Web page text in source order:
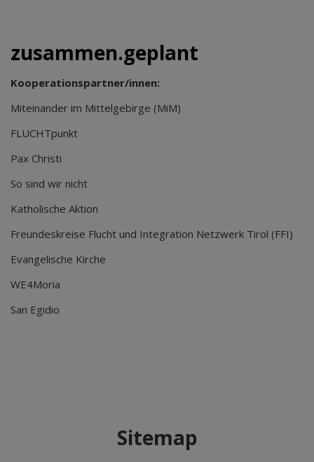
zusammen.geplant
Kooperationspartner/innen:
Miteinander im Mittelgebirge (MiM)
FLUCHTpunkt
Pax Christi
So sind wir nicht
Katholische Aktion
Freundeskreise Flucht und Integration Netzwerk Tirol (FFI)
Evangelische Kirche
WE4Moria
San Egidio
Sitemap